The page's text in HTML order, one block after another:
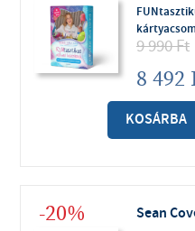
9 990Ft
8 492
KOSÁRBA
-20% Sean